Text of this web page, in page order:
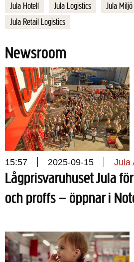
Jula Hotell
Jula Logistics
Jula
Jula Retail Logistics
Newsroom
15:57 2025-09-15 Jula
Lågprisvaruhuset Jula
och proffs – öppnar i